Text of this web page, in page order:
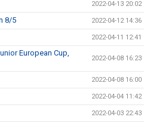
2022-04-13 20:02
8/5 2022-04-12 14:36
2022-04-11 12:41
European Cup,
2022-04-08 16:23
2022-04-08 16:00
2022-04-04 11:42
2022-04-03 22:43